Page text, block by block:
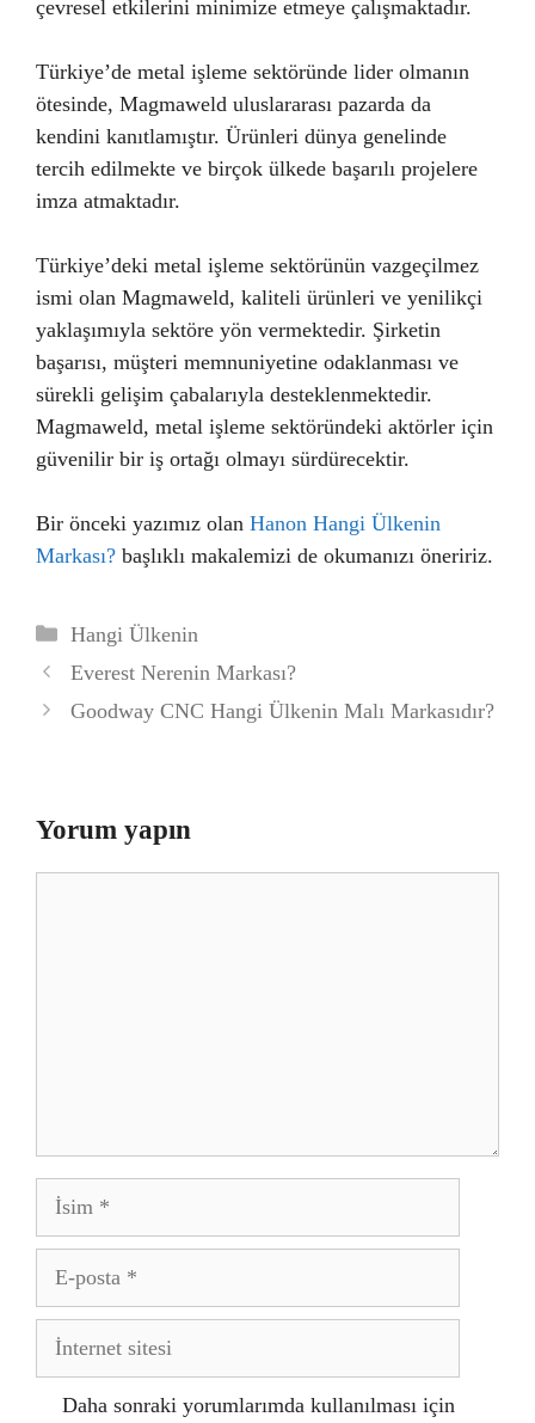
çevresel etkilerini minimize etmeye çalışmaktadır.
Türkiye’de metal işleme sektöründe lider olmanın
ötesinde, Magmaweld uluslararası pazarda da
kendini kanıtlamıştır. Ürünleri dünya genelinde
tercih edilmekte ve birçok ülkede başarılı projelere
imza atmaktadır.
Türkiye’deki metal işleme sektörünün vazgeçilmez
ismi olan Magmaweld, kaliteli ürünleri ve yenilikçi
yaklaşımıyla sektöre yön vermektedir. Şirketin
başarısı, müşteri memnuniyetine odaklanması ve
sürekli gelişim çabalarıyla desteklenmektedir.
Magmaweld, metal işleme sektöründeki aktörler için
güvenilir bir iş ortağı olmayı sürdürecektir.
Bir önceki yazımız olan Hanon Hangi Ülkenin
Markası? başlıklı makalemizi de okumanızı öneririz.
Kategoriler
Hangi Ülkenin
Everest Nerenin Markası?
Goodway CNC Hangi Ülkenin Malı Markasıdır?
Yorum yapın
İsim
posta
İnternet
Daha sonraki yorumlarımda kullanılması için